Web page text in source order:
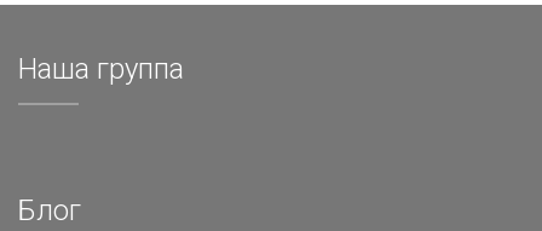
Наша группа
Блог